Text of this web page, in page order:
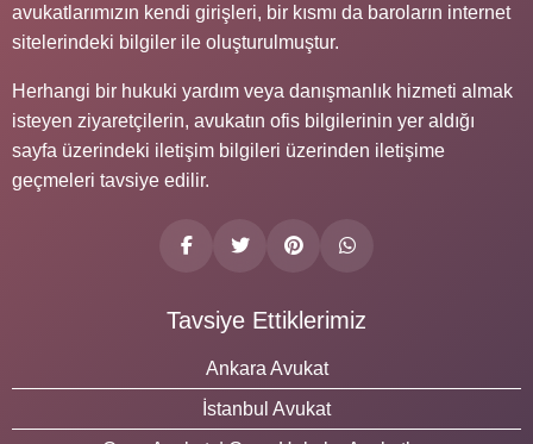
avukatlarımızın kendi girişleri, bir kısmı da baroların internet
sitelerindeki bilgiler ile oluşturulmuştur.
Herhangi bir hukuki yardım veya danışmanlık hizmeti almak
isteyen ziyaretçilerin, avukatın ofis bilgilerinin yer aldığı
sayfa üzerindeki iletişim bilgileri üzerinden iletişime
geçmeleri tavsiye edilir.
Tavsiye Ettiklerimiz
Ankara Avukat
İstanbul Avukat